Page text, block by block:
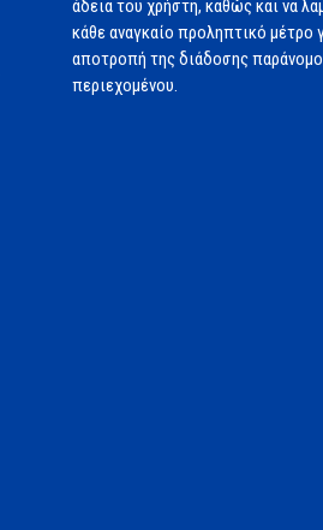
άδεια του χρήστη, καθώς και να
κάθε αναγκαίο προληπτικό μέτρο
αποτροπή της διάδοσης
περιεχομένου.